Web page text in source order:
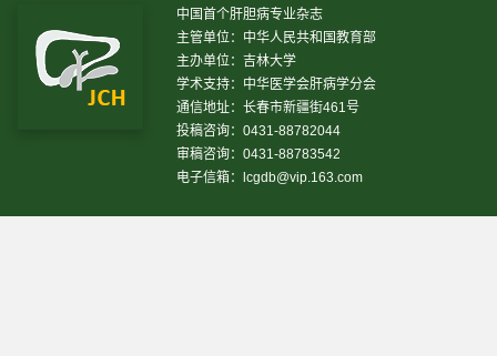
中国首个肝胆病专业杂志
主管单位：中华人民共和国教育部
主办单位：吉林大学
学术支持：中华医学会肝病学分会
通信地址：长春市新疆街461号
投稿咨询：0431-88782044
审稿咨询：0431-88783542
电子信箱：
lcgdb@vip.163.com